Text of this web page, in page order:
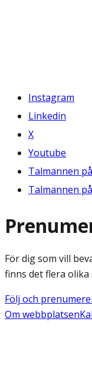
Instagram
Linkedin
X
Youtube
Talmannen
Talmannen
För dig som vill
finns det flera olika
Följ och
Om webbplatsen